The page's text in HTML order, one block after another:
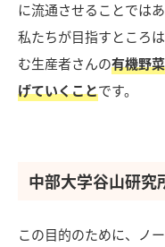
に流通させることではあ
私たちが目指すところ
む生産者さんの有機野
げていくことです。
中部大学谷山研究
この目的のために、ノ